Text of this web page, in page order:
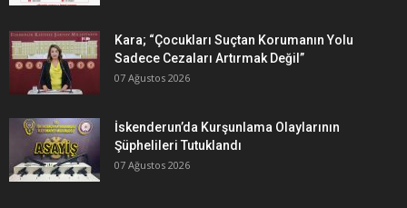
Kara; “Çocukları Suçtan Korumanın Yolu
Sadece Cezaları Artırmak Değil”
07 Ağustos 2026
İskenderun’da Kurşunlama Olaylarının
Şüphelileri Tutuklandı
07 Ağustos 2026